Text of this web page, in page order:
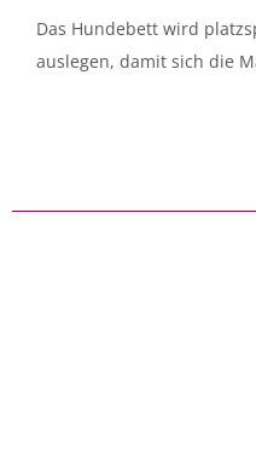
Das Hundebett wird
auslegen, damit sich die